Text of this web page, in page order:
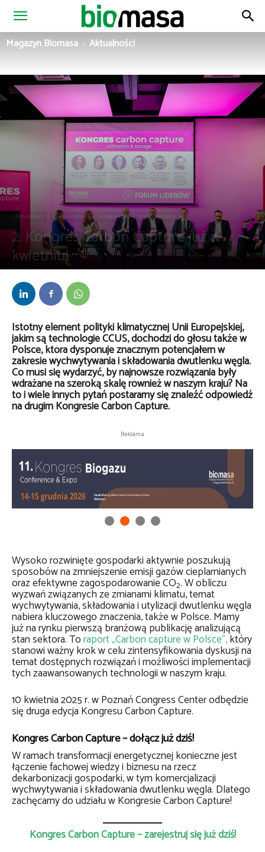
Magazyn
Magazyn Biomasa Aktualności
Aktualności Carbon capture Konferencje Wybór redakcji
2. Kongres Carbon Capture już w
kwietniu!
Istotny element polityki klimatycznej Unii Europejskiej,
jakim są technologie CCUS, dochodzi do głosu także w
Polsce, która dysponuje znacznym potencjałem w
zakresie wychwytywania i składowania dwutlenku węgla.
Co musi się wydarzyć, by najnowsze rozwiązania były
wdrażane na szeroką skalę również w naszym kraju? Na
to i wiele innych pytań postaramy się znaleźć odpowiedź
na drugim Kongresie Carbon Capture.
Reklama
Wysoko rozwinięte gospodarki aktywnie poszukują
sposobów na zmniejszenie emisji gazów cieplarnianych
oraz efektywne zagospodarowanie CO2. W obliczu
wyzwań związanych ze zmianami klimatu, temat
wychwytywania, składowania i utylizacji dwutlenku węgla
nabiera kluczowego znaczenia, także w Polsce. Mamy
już na rynku pierwszą branżową publikację analizującą
stan sektora. Toraport „Carbon capture w Polsce”,który
stanowi ważny krok w celu zintensyfikowania dyskusji na
temat dostępnych rozwiązań i możliwości implementacji
tych zaawansowanych technologii w naszym kraju.
10 kwietnia 2025 r. w Poznań Congress Center odbędzie
się druga edycja Kongresu Carbon Capture.
Kongres Carbon Capture – dołącz już dziś!
W ramach transformacji energetycznej konieczne jest
łączenie fachowej wiedzy i biznesu na rzecz
dekarbonizacji gospodarki, w tym komercjalizacji
wychwytywania i składowania dwutlenku węgla. Dlatego
zachęcamy do udziału w Kongresie Carbon Capture!
Kongres Carbon Capture – zarejestruj się już dziś!